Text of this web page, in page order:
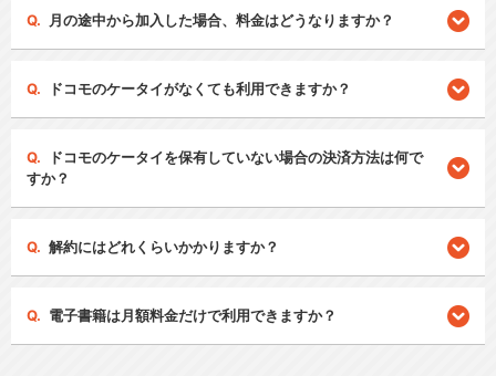
月の途中から加入した場合、料金はどうなりますか？
ドコモのケータイがなくても利用できますか？
ドコモのケータイを保有していない場合の決済方法は何で
すか？
解約にはどれくらいかかりますか？
電子書籍は月額料金だけで利用できますか？